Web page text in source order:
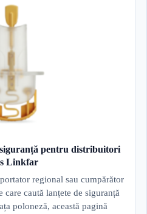
pentru distribuitori
Linkfar
regional sau cumpărător
caută lanțete de siguranță
poloneză, această pagină